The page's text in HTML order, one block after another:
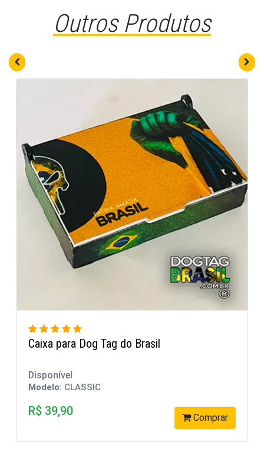
Outros Produtos
Dog Tag do Brasil
CLASSIC
R$ 19,90